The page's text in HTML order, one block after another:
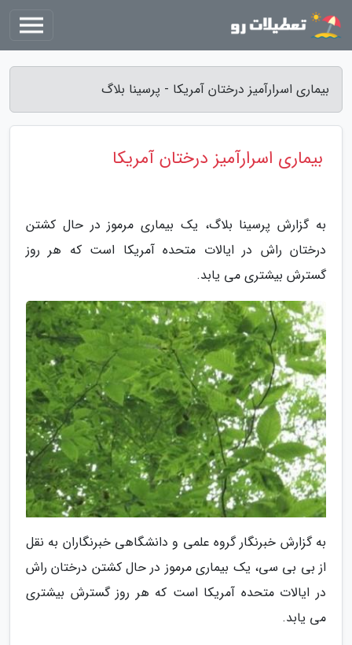
بیماری اسرارآمیز درختان آمریکا - پرسینا بلاگ
بیماری اسرارآمیز درختان آمریکا
به گزارش پرسینا بلاگ، یک بیماری مرموز در حال کشتن
درختان راش در ایالات متحده آمریکا است که هر روز
گسترش بیشتری می یابد.
به گزارش خبرنگار گروه علمی و دانشگاهی خبرنگاران به نقل
از بی بی سی، یک بیماری مرموز در حال کشتن درختان راش
در ایالات متحده آمریکا است که هر روز گسترش بیشتری
می یابد.